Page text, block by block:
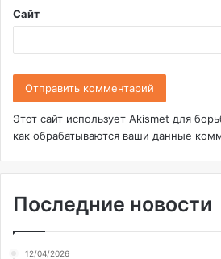
Сайт
Этот сайт использует Akismet для
как обрабатываются ваши данные
Последние новости
12/04/2026